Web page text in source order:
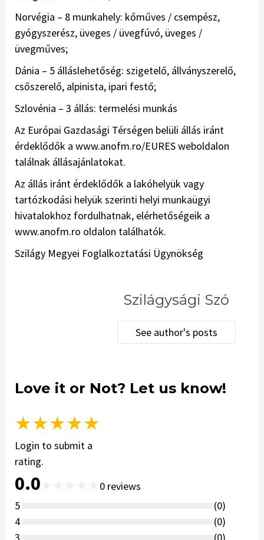
Norvégia – 8 munkahely: kőműves / csempész,
gyógyszerész, üveges / üvegfúvó, üveges /
üvegműves;
Dánia – 5 álláslehetőség: szigetelő, állványszerelő,
csőszerelő, alpinista, ipari festő;
Szlovénia – 3 állás: termelési munkás
Az Európai Gazdasági Térségen belüli állás iránt
érdeklődők a www.anofm.ro/EURES weboldalon
találnak állásajánlatokat.
Az állás iránt érdeklődők a lakóhelyük vagy
tartózkodási helyük szerinti helyi munkaügyi
hivatalokhoz fordulhatnak, elérhetőségeik a
www.anofm.ro oldalon találhatók.
Szilágy Megyei Foglalkoztatási Ügynökség
Szilágysági Szó
See author's posts
Love it or Not? Let us know!
★★★★★
Login to submit a
rating.
0.0 0 reviews
5
(0)
4
(0)